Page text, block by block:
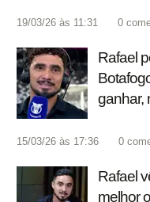
19/03/26 às 11:31 0
Rafael
ganhar,
15/03/26 às 17:36 0
Rafael
melhor